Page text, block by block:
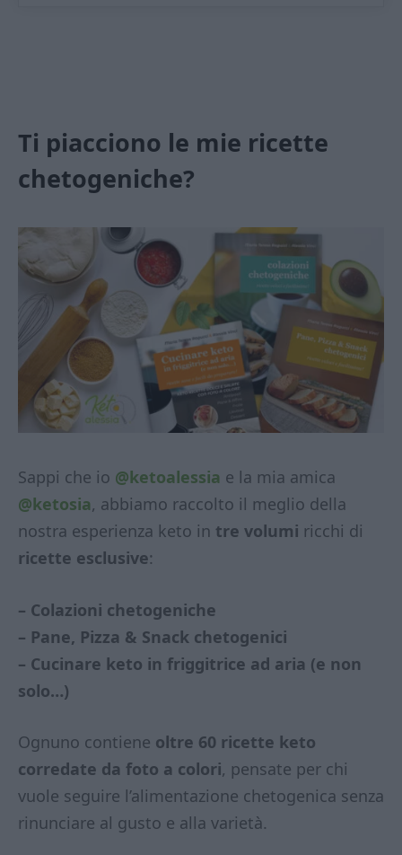
Ti piacciono le mie ricette
chetogeniche?
Sappi che io @ketoalessia e la mia amica
@ketosia, abbiamo raccolto il meglio della
nostra esperienza keto in tre volumi ricchi di
ricette esclusive:
– Colazioni chetogeniche
– Pane, Pizza & Snack chetogenici
– Cucinare keto in friggitrice ad aria (e non
solo…)
Ognuno contiene oltre 60 ricette keto
corredate da foto a colori, pensate per chi
vuole seguire l’alimentazione chetogenica senza
rinunciare al gusto e alla varietà.